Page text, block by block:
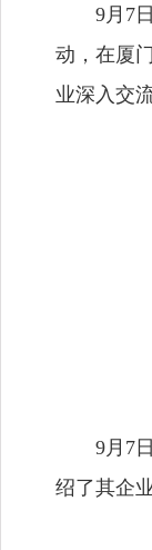
9月7
动，在厦
业深入交
9月7
绍了其企